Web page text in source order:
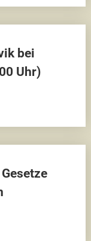
bei
Uhr)